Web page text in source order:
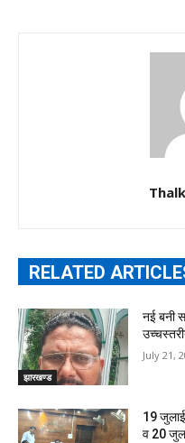
RELATED
झारखण्ड
नई बनी
July 21,
19
व 20